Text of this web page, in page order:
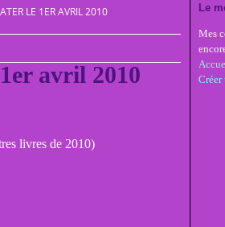
LE 1ER AVRIL 2010
avril 2010
livres de 2010)
Le
Mes